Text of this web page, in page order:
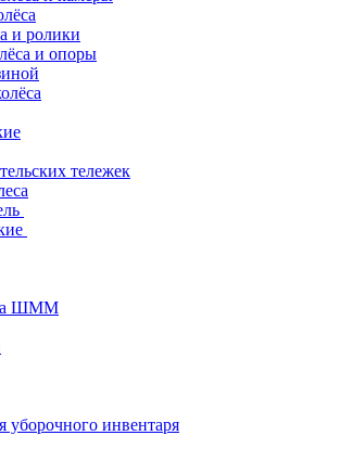
и ролики
и опоры
тележек
ШММ
уборочного инвентаря